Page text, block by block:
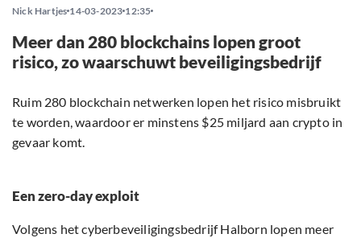
Nick Hartjes 14-03-2023 12:35
Meer dan 280 blockchains lopen groot
risico, zo waarschuwt beveiligingsbedrijf
Ruim 280 blockchain netwerken lopen het risico misbruikt
te worden, waardoor er minstens $25 miljard aan crypto in
gevaar komt.
Een zero-day exploit
Volgens het cyberbeveiligingsbedrijf Halborn lopen meer